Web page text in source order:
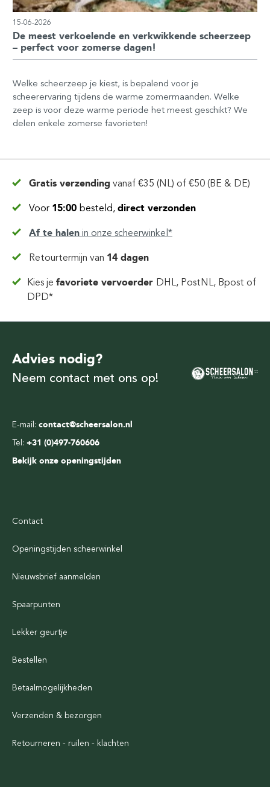
15-06-2026
De meest verkoelende en verkwikkende scheerzeep
– perfect voor zomerse dagen!
Welke scheerzeep je kiest, is bepalend voor je
scheerervaring tijdens de warme zomermaanden. Welke
zeep is voor deze warme periode het meest geschikt? We
delen enkele zomerse favorieten!
Gratis verzending vanaf €35 (NL) of €50 (BE & DE)
Voor 15:00 besteld, direct verzonden
Af te halen in onze scheerwinkel*
Retourtermijn van 14 dagen
Kies jefavoriete vervoerder DHL, PostNL, Bpost of
DPD*
E-mail: contact@scheersalon.nl
Tel: +31 (0)497-760606
Bekijk onze openingstijden
Advies nodig?
Neem contact met ons op!
Contact
Openingstijden scheerwinkel
Nieuwsbrief aanmelden
Spaarpunten
Lekker geurtje
Bestellen
Betaalmogelijkheden
Verzenden & bezorgen
Retourneren - ruilen - klachten